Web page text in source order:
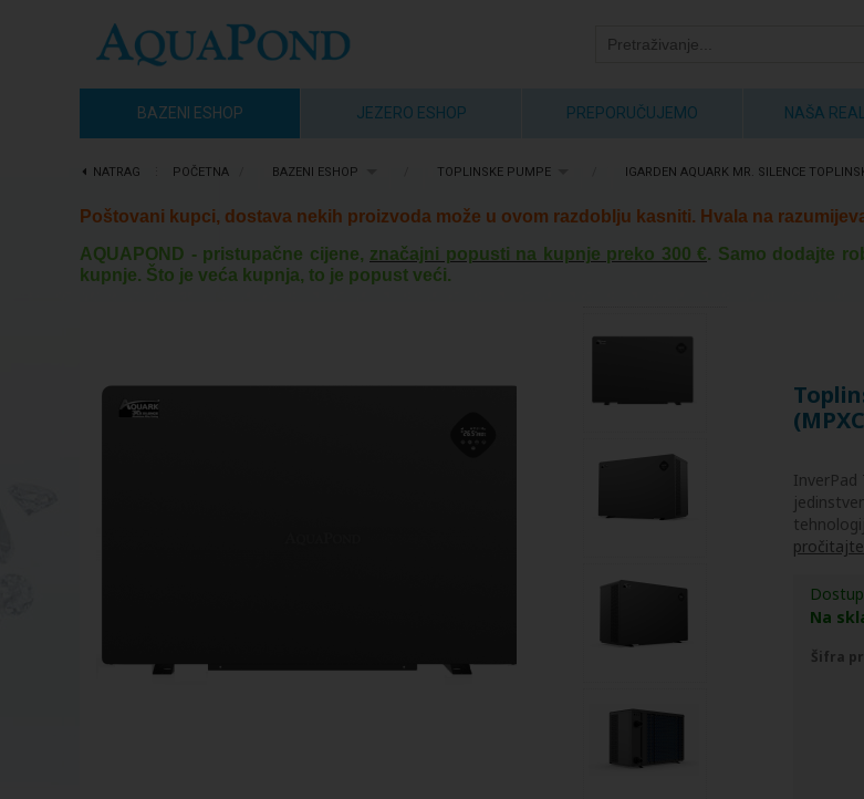
BAZENI ESHOP JEZERO ESHOP PREPORUČUJEMO NAŠA
NATRAG POČETNA BAZENI ESHOP TOPLINSKE PUMPE IGARDEN AQUARK MR. SILENCE
Poštovani kupci, dostava nekih proizvoda može u ovom razdoblju kasniti. Hvala na
AQUAPOND - pristupačne cijene, značajni popusti na kupnje preko 300 €. Samo dodajte
kupnje. Što je veća kupnja, to je popust veći.
InverPad
Šifra
Na